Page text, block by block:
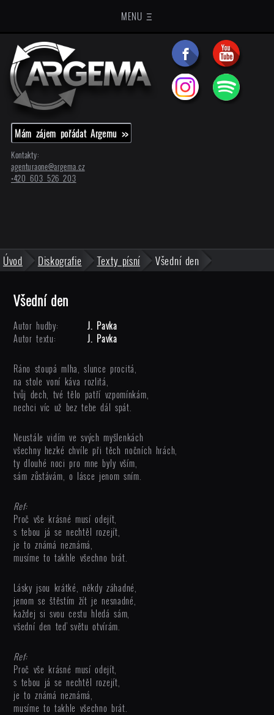
MENU Ξ
Mám zájem pořádat Argemu >>
Kontakty:
agenturaone@argema.cz
+420 603 526 203
Úvod Diskografie Texty písní Všední den
Všední den
Autor hudby:
J. Pavka
Autor textu:
J. Pavka
Ráno stoupá mlha, slunce procitá,
na stole voní káva rozlitá,
tvůj dech, tvé tělo patří vzpomínkám,
nechci víc už bez tebe dál spát.
Neustále vidím ve svých myšlenkách
všechny hezké chvíle při těch nočních hrách,
ty dlouhé noci pro mne byly vším,
sám zůstávám, o lásce jenom sním.
Ref:
Proč vše krásné musí odejít,
s tebou já se nechtěl rozejít,
je to známá neznámá,
musíme to takhle všechno brát.
Lásky jsou krátké, někdy záhadné,
jenom se štěstím žít je nesnadné,
každej si svou cestu hledá sám,
všední den teď světu otvírám.
Ref:
Proč vše krásné musí odejít,
s tebou já se nechtěl rozejít,
je to známá neznámá,
musíme to takhle všechno brát.